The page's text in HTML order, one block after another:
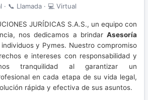
· 📞 Llamada · 💻 Virtual
JURÍDICAS S.A.S., un equipo con
nos dedicamos a brindar Asesoría
individuos y Pymes. Nuestro compromiso
e intereses con responsabilidad y
tranquilidad al garantizar un
en cada etapa de su vida legal,
rápida y efectiva de sus asuntos.